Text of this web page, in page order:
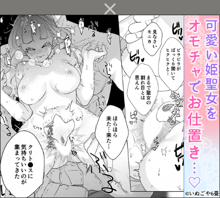
お互い様です。
お気に入り
「好きです！！」
お気に入り
LOVE POISON
お気に入り
電鋸男vs3Pしないと出ら
れない部屋
そこにお尻があったか
ら。
Blue Paranoia